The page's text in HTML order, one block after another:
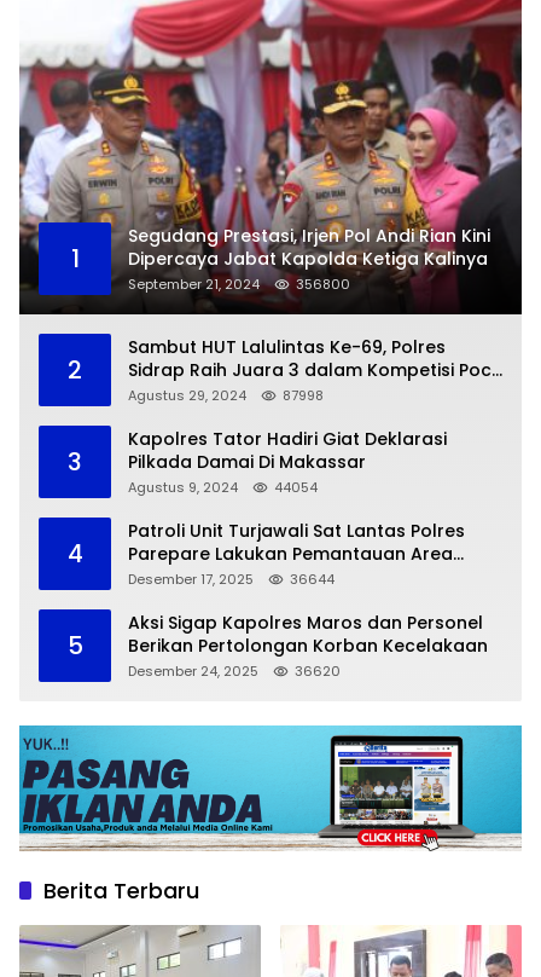
1
Segudang Prestasi, Irjen Pol Andi Rian Kini
Dipercaya Jabat Kapolda Ketiga Kalinya
September 21, 2024 356800
2
Sambut HUT Lalulintas Ke-69, Polres
Sidrap Raih Juara 3 dalam Kompetisi Pocil
Zona 5
Agustus 29, 2024 87998
3
Kapolres Tator Hadiri Giat Deklarasi
Pilkada Damai Di Makassar
Agustus 9, 2024 44054
4
Patroli Unit Turjawali Sat Lantas Polres
Parepare Lakukan Pemantauan Area
Larangan Parkir
Desember 17, 2025 36644
5
Aksi Sigap Kapolres Maros dan Personel
Berikan Pertolongan Korban Kecelakaan
Desember 24, 2025 36620
Berita Terbaru